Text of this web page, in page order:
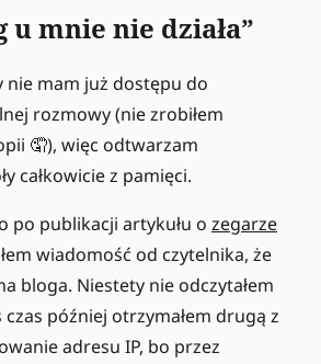
u mnie nie działa”
nie mam już dostępu do
rozmowy (nie zrobiłem
🤦‍), więc odtwarzam
całkowicie z pamięci.
po publikacji artykułu o zegarze
wiadomość od czytelnika, że
bloga. Niestety nie odczytałem
później otrzymałem drugą z
adresu IP, bo przez